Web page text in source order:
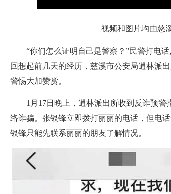
视频和图片均由慈
“你们怎么证明自己是警察？”民警打电话
回想起前几天的经历，慈溪市公安局逍林派
警惕大加赞赏。
1月17日晚上，逍林派出所收到反诈预警
络诈骗。张银锋立即拨打丽丽的电话，但电
银锋只能先联系丽丽的朋友了解情况。